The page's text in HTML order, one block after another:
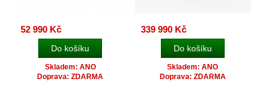
52 990 Kč
Skladem: ANO
Doprava: ZDARMA
339 990 Kč
Skladem: ANO
Doprava: ZDARMA